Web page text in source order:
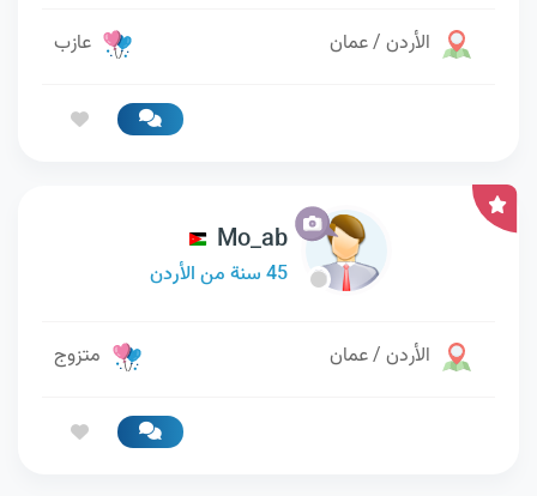
الأردن / عمان عازب
Mo_ab
45 سنة من الأردن
الأردن / عمان متزوج